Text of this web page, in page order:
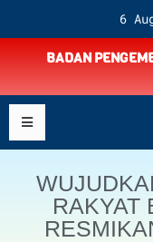
6
BADAN
RAKYAT